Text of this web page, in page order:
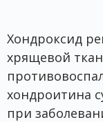
Хондроксид
хрящевой
хондроитина
при